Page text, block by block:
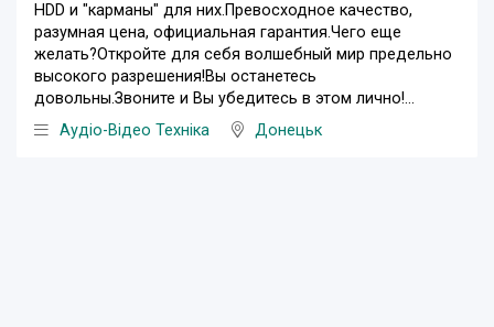
HDD и "карманы" для них.Превосходное качество,
разумная цена, официальная гарантия.Чего еще
желать?Откройте для себя волшебный мир предельно
высокого разрешения!Вы останетесь
довольны.Звоните и Вы убедитесь в этом лично!...
Аудіо-Відео Техніка
Донецьк